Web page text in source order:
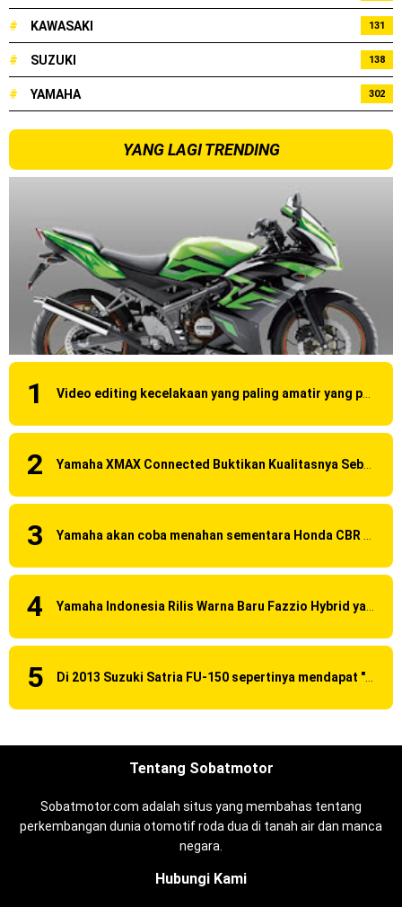
# KAWASAKI 131
# SUZUKI 138
# YAMAHA 302
YANG LAGI TRENDING
Tentang Sobatmotor
Sobatmotor.com adalah situs yang membahas tentang
perkembangan dunia otomotif roda dua di tanah air dan manca
negara.
Hubungi Kami